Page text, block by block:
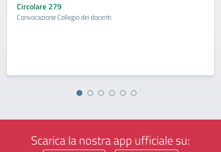
Circolare 279
Convocazione Collegio dei docenti
Scarica la nostra app ufficiale su: